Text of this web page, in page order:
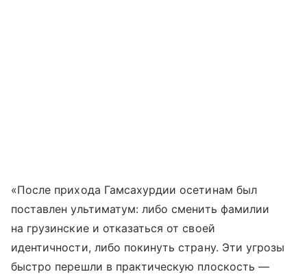
«После прихода Гамсахурдии осетинам был
поставлен ультиматум: либо сменить фамилии
на грузинские и отказаться от своей
идентичности, либо покинуть страну. Эти угрозы
быстро перешли в практическую плоскость —